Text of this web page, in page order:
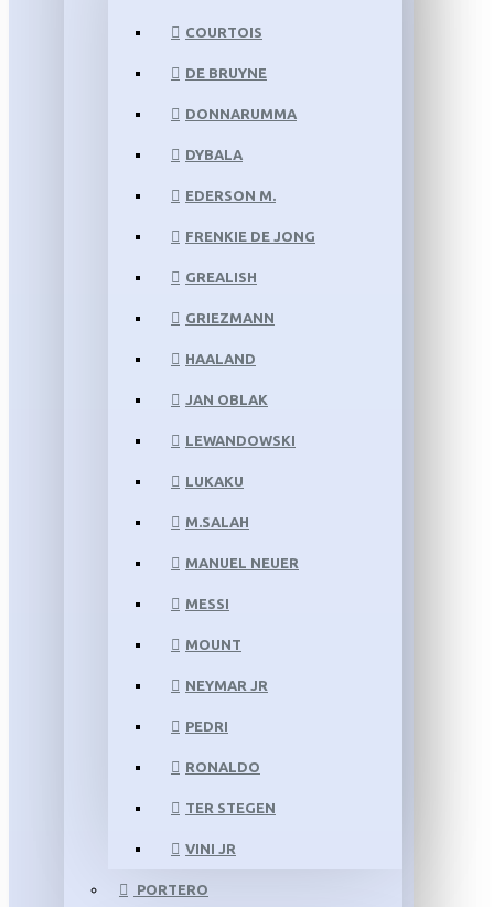
COURTOIS
DE BRUYNE
DONNARUMMA
DYBALA
EDERSON M.
FRENKIE DE JONG
GREALISH
GRIEZMANN
HAALAND
JAN OBLAK
LEWANDOWSKI
LUKAKU
M.SALAH
MANUEL NEUER
MESSI
MOUNT
NEYMAR JR
PEDRI
RONALDO
TER STEGEN
VINI JR
PORTERO